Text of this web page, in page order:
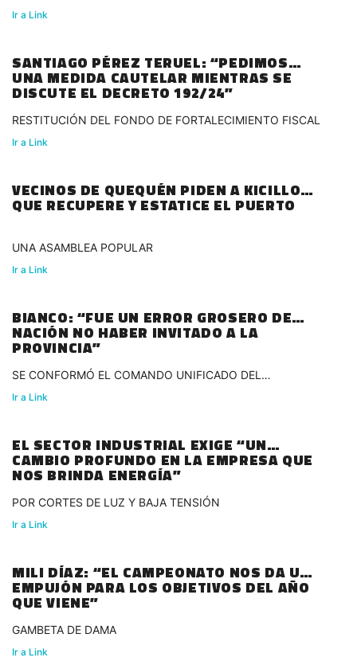
Ir a Link
SANTIAGO PÉREZ TERUEL: “PEDIMOS
UNA MEDIDA CAUTELAR MIENTRAS SE
DISCUTE EL DECRETO 192/24”
RESTITUCIÓN DEL FONDO DE FORTALECIMIENTO FISCAL
Ir a Link
VECINOS DE QUEQUÉN PIDEN A KICILLOF
QUE RECUPERE Y ESTATICE EL PUERTO
UNA ASAMBLEA POPULAR
Ir a Link
BIANCO: “FUE UN ERROR GROSERO DE
NACIÓN NO HABER INVITADO A LA
PROVINCIA”
SE CONFORMÓ EL COMANDO UNIFICADO DEL
CONURBANO
Ir a Link
EL SECTOR INDUSTRIAL EXIGE “UN
CAMBIO PROFUNDO EN LA EMPRESA QUE
NOS BRINDA ENERGÍA”
POR CORTES DE LUZ Y BAJA TENSIÓN
Ir a Link
MILI DÍAZ: “EL CAMPEONATO NOS DA UN
EMPUJÓN PARA LOS OBJETIVOS DEL AÑO
QUE VIENE”
GAMBETA DE DAMA
Ir a Link